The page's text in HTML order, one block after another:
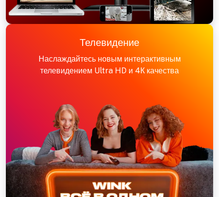
Телевидение
Наслаждайтесь новым интерактивным
телевидением Ultra HD и 4К качества